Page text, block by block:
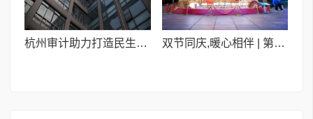
杭州审计助力打造民生交通新标杆 双节同庆,暖心相伴 | 第一百货“大拜年”新春浪漫季